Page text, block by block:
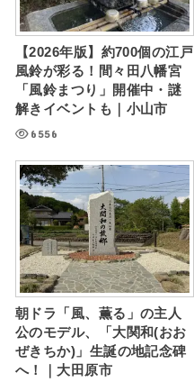
【2026年版】約700個の江戸
風鈴が彩る！間々田八幡宮
「風鈴まつり」開催中・謎
解きイベントも｜小山市
6556
朝ドラ「風、薫る」の主人
公のモデル、「大関和(おお
ぜきちか)」生誕の地記念碑
へ！｜大田原市